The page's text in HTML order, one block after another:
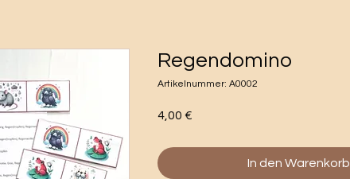
Regendomino
Artikelnummer: A0002
4,00 €
In den Warenkorb